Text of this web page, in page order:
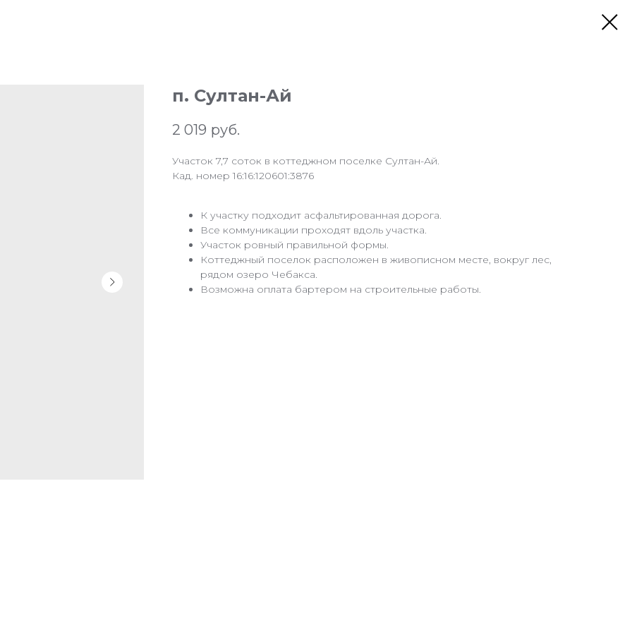
п. Султан-Ай
2 019 руб.
Участок 7,7 соток в коттеджном поселке Султан-Ай.
Кад. номер 16:16:120601:3876
К участку подходит асфальтированная дорога.
Все коммуникации проходят вдоль участка.
Участок ровный правильной формы.
Коттеджный поселок расположен в живописном месте, вокруг лес,
рядом озеро Чебакса.
Возможна оплата бартером на строительные работы.